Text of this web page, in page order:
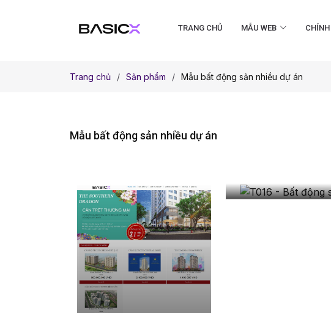
TRANG CHỦ MẪU WEB
Trang chủ Sản phẩm Mẫu bất động sản nhiều dự án
Mẫu bất động sản nhiều dự án